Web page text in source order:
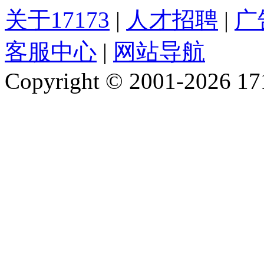
关于17173 | 人才招聘 |
客服中心 | 网站导航
Copyright © 2001-2026